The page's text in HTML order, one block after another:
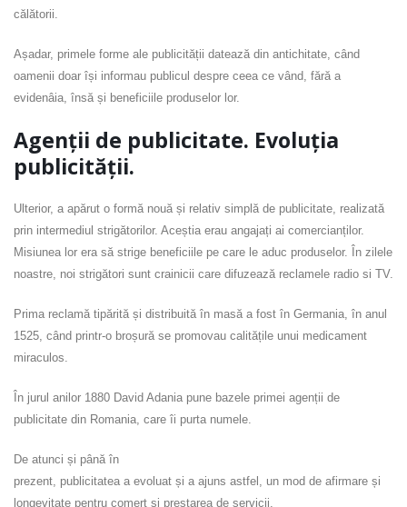
călătorii.
Așadar, primele forme ale publicității datează din antichitate, când
oamenii doar își informau publicul despre ceea ce vând, fără a
evidenâia, însă și beneficiile produselor lor.
Agenții de publicitate. Evoluția
publicității.
Ulterior, a apărut o formă nouă și relativ simplă de publicitate, realizată
prin intermediul strigătorilor. Aceștia erau angajați ai comercianților.
Misiunea lor era să strige beneficiile pe care le aduc produselor. În zilele
noastre, noi strigători sunt crainicii care difuzează reclamele radio si TV.
Prima reclamă tipărită și distribuită în masă a fost în Germania, în anul
1525, când printr-o broșură se promovau calitățile unui medicament
miraculos.
În jurul anilor 1880 David Adania pune bazele primei agenții de
publicitate din Romania, care îi purta numele.
De atunci și până în
prezent, publicitatea a evoluat și a ajuns astfel, un mod de afirmare și
longevitate pentru comerț și prestarea de servicii.